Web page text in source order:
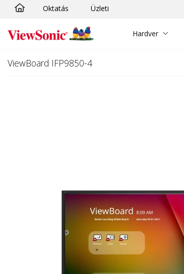
Ugrás a fő tartalomra
Oktatás Üzleti
Hardver
ViewBoard IFP9850-4